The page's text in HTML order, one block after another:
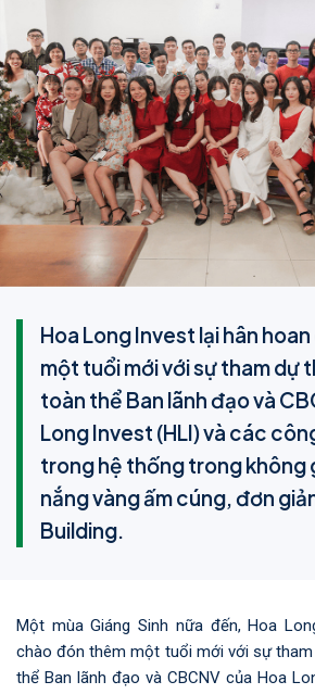
Hoa Long Invest lại hân
một tuổi mới với sự tham dự
toàn thể Ban lãnh đạo và
Long Invest (HLI) và các
trong hệ thống trong không
nắng vàng ấm cúng, đơn
Building.
Một mùa Giáng Sinh nữa đến, Hoa
chào đón thêm một tuổi mới với sự
thể Ban lãnh đạo và CBCNV của Hoa